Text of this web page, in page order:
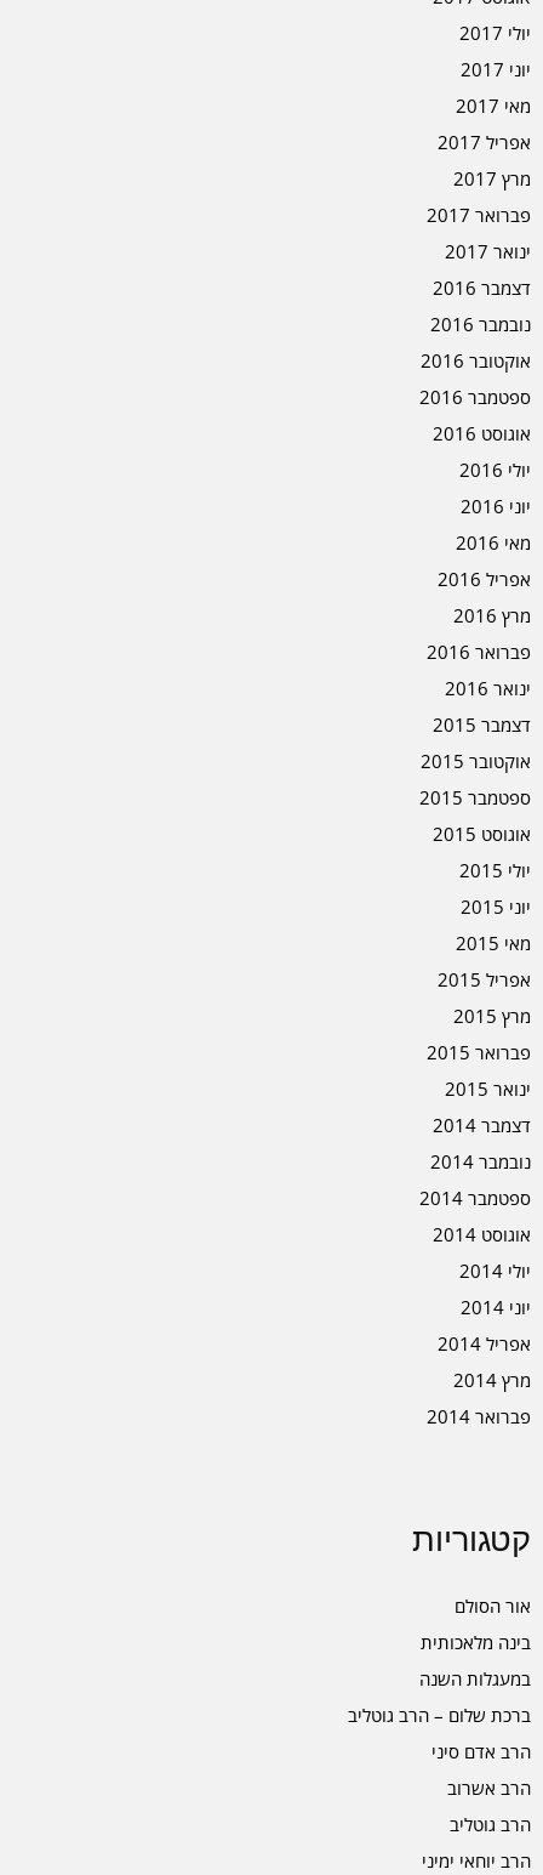
יולי 2017
יוני 2017
מאי 2017
אפריל 2017
מרץ 2017
פברואר 2017
ינואר 2017
דצמבר 2016
נובמבר 2016
אוקטובר 2016
ספטמבר 2016
אוגוסט 2016
יולי 2016
יוני 2016
מאי 2016
אפריל 2016
מרץ 2016
פברואר 2016
ינואר 2016
דצמבר 2015
אוקטובר 2015
ספטמבר 2015
אוגוסט 2015
יולי 2015
יוני 2015
מאי 2015
אפריל 2015
מרץ 2015
פברואר 2015
ינואר 2015
דצמבר 2014
נובמבר 2014
ספטמבר 2014
אוגוסט 2014
יולי 2014
יוני 2014
אפריל 2014
מרץ 2014
פברואר 2014
קטגוריות
אור הסולם
בינה מלאכותית
במעגלות השנה
ברכת שלום – הרב גוטליב
הרב אדם סיני
הרב אשרוב
הרב גוטליב
הרב יוחאי ימיני